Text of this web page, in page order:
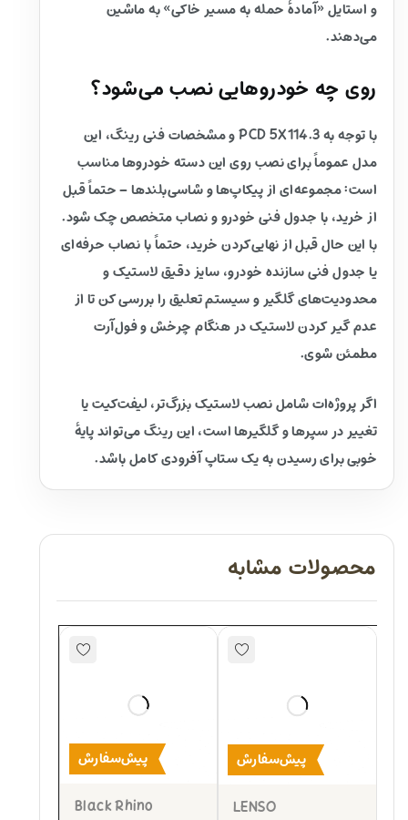
و استایل «آمادهٔ حمله به مسیر خاکی» به ماشین
می‌دهند.
روی چه خودروهایی نصب می‌شود؟
با توجه به PCD 5X114.3 و مشخصات فنی رینگ، این
مدل عموماً برای نصب روی این دسته خودروها مناسب
است: مجموعه‌ای از پیکاپ‌ها و شاسی‌بلندها – حتماً قبل
از خرید، با جدول فنی خودرو و نصاب متخصص چک شود.
با این حال قبل از نهایی‌کردن خرید، حتماً با نصاب حرفه‌ای
یا جدول فنی سازنده خودرو، سایز دقیق لاستیک و
محدودیت‌های گلگیر و سیستم تعلیق را بررسی کن تا از
عدم گیر کردن لاستیک در هنگام چرخش و فول‌آرت
مطمئن شوی.
اگر پروژه‌ات شامل نصب لاستیک بزرگ‌تر، لیفت‌کیت یا
تغییر در سپرها و گلگیرها است، این رینگ می‌تواند پایهٔ
خوبی برای رسیدن به یک ستاپ آفرودی کامل باشد.
محصولات مشابه
پیش‌سفارش
LENSO
پیش‌سفارش
Black Rhino